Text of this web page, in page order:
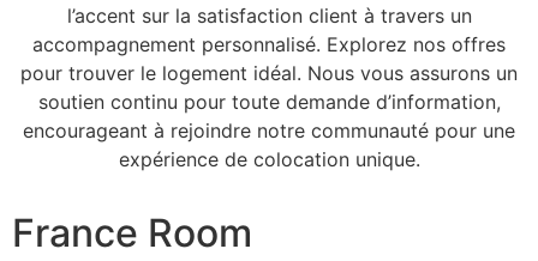
l’accent sur la satisfaction client à travers un
accompagnement personnalisé. Explorez nos offres
pour trouver le logement idéal. Nous vous assurons un
soutien continu pour toute demande d’information,
encourageant à rejoindre notre communauté pour une
expérience de colocation unique.
France Room